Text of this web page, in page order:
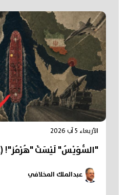
الأربعاء 5 آب 2026
"السُّوَيْسُ" لَيْسَتْ "هُرْمُز"! (2/2)
عبدالملك المخلافي